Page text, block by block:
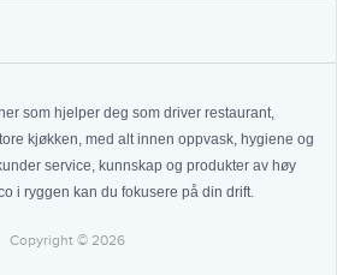
som hjelper deg som driver restaurant,
kjøkken, med alt innen oppvask, hygiene og
service, kunnskap og produkter av høy
i ryggen kan du fokusere på din drift.
Copyright © 2026